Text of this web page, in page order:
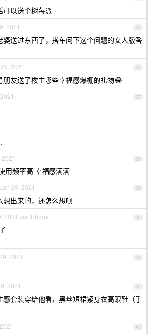
可以送个树莓派
35
2021
婆送过东西了，搭车问下这个问题的女人版答
36
2021
朋友送了楼主哪些幸福感爆棚的礼物😂
37
38
用频率高 幸福感满满
39
Jan 29, 2021
想出来的，还怎么想呗
40
2021 via iPhone
41
2021
42
2021
感套装穿给他看，黑丝短裙紧身衣高跟鞋（手
43